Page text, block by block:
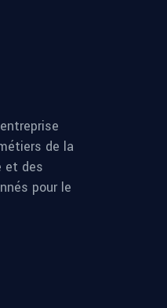
de la
et des
pour le